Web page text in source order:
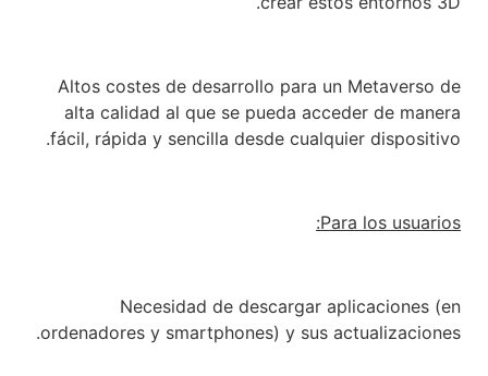
Altos costes de desarrollo para un Metaverso de
alta calidad al que se pueda acceder de manera
fácil, rápida y sencilla desde cualquier dispositivo.
Para los usuarios:
Necesidad de descargar aplicaciones (en
ordenadores y smartphones) y sus actualizaciones.